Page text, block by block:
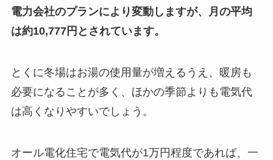
電力会社のプランにより変動しますが、月の平均
は約10,777円とされています。
とくに冬場はお湯の使用量が増えるうえ、暖房も
必要になることが多く、ほかの季節よりも電気代
は高くなりやすいでしょう。
オール電化住宅で電気代が1万円程度であれば、一